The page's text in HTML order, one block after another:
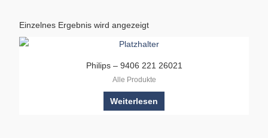
Einzelnes Ergebnis wird angezeigt
Philips – 9406 221 26021
Alle Produkte
Weiterlesen